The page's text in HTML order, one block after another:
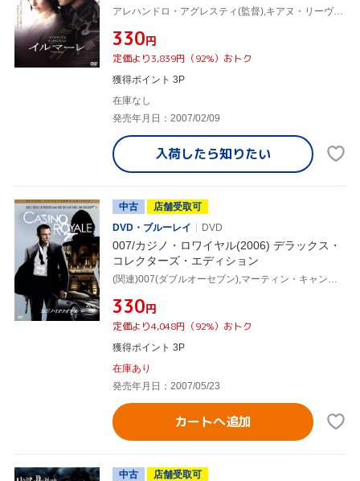
アレハンドロ・アグレスティ(監督),キアヌ・リーヴス,サンドラ・ブロック
¥330円
定価より3,839円（92%）おトク
獲得ポイント 3P
在庫なし
発売年月日：2007/02/09
入荷したら知りたい
中古
店舗受取可
DVD・ブルーレイ
DVD
007/カジノ・ロワイヤル(2006) デラックス・
コレクターズ・エディション
¥330円
定価より4,048円（92%）おトク
獲得ポイント 3P
在庫あり
発売年月日：2007/05/23
カートへ追加
中古
店舗受取可